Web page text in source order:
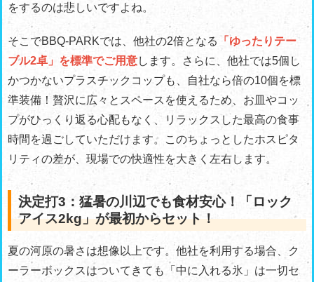
をするのは悲しいですよね。
そこでBBQ-PARKでは、他社の2倍となる
「ゆったりテー
ブル2卓」を標準でご用意します。さらに、他社では5個し
かつかないプラスチックコップも、自社なら倍の10個を標
準装備！贅沢に広々とスペースを使えるため、お皿やコッ
プがひっくり返る心配もなく、リラックスした最高の食事
時間を過ごしていただけます。このちょっとしたホスピタ
リティの差が、現場での快適性を大きく左右します。
決定打3：猛暑の川辺でも食材安心！「ロック
アイス2kg」が最初からセット！
夏の河原の暑さは想像以上です。他社を利用する場合、ク
ーラーボックスはついてきても「中に入れる氷」は一切セ